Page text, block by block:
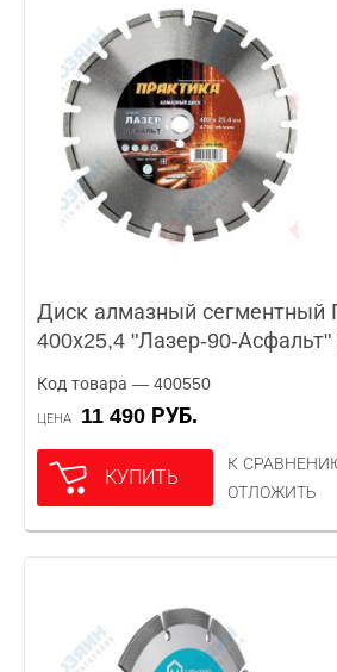
Диск алмазный сегментный
400х25,4 "Лазер-90-Асфальт"
Код товара — 400550
ЦЕНА 11 490 РУБ.
КУПИТЬ
К
ОТЛОЖИТЬ